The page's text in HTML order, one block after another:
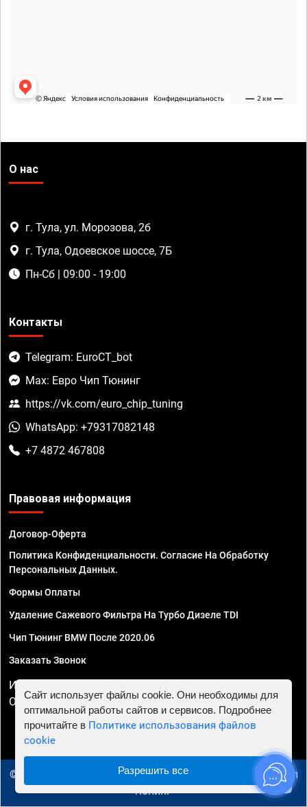
О нас
г. Тула, ул. Морозова, 2б
г. Тула, Одоевское шоссе, 7Б
Пн-Сб | 09:00 - 19:00
Контакты
Telegram: EuroCT_bot
Max: Евро Чип Тюнинг
https://vk.com/euro_chip_tuning
WhatsApp: +79317082148
+7 4872 467808
Правовая информация
Договор-Оферта
Политика Конфиденциальности. Согласие На Обработку
Персональных Данных.
Формы Оплаты
Удаление Сажевого Фильтра На Турбо Дизеле TDI
Чип Тюнинг BMW После 2020.06
Заказать Звонок
ИП Смирнов Георгий Павлович. ИНН 781302555843,
ОГРНИП 324470400032610
© 2010 - 2026 Чип тюнинг в Туле - Автосервис "Евро Чип
Тюнинг"
Сайт использует файлы cookie. Они необходимы для
оптимальной работы сайтов и сервисов. Подробнее
прочитайте в Политике использования файлов
cookie
Разрешить все